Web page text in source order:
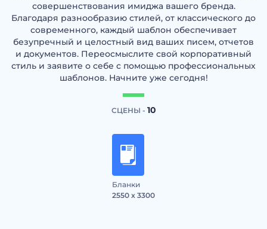
совершенствования имиджа вашего бренда.
Благодаря разнообразию стилей, от классического до
современного, каждый шаблон обеспечивает
безупречный и целостный вид ваших писем, отчетов
и документов. Переосмыслите свой корпоративный
стиль и заявите о себе с помощью профессиональных
шаблонов. Начните уже сегодня!
СЦЕНЫ - 10
Бланки
2550 x 3300